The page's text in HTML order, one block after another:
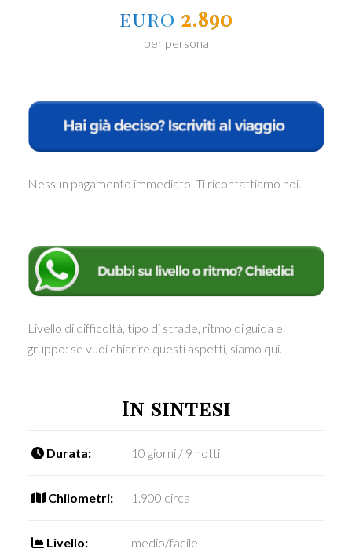
euro 2.890
per persona
Nessun pagamento immediato. Ti ricontattiamo noi.
Livello di difficoltà, tipo di strade, ritmo di guida e
gruppo: se vuoi chiarire questi aspetti, siamo qui.
In sintesi
Durata: 10 giorni / 9 notti
Chilometri: 1.900 circa
Livello: medio/facile